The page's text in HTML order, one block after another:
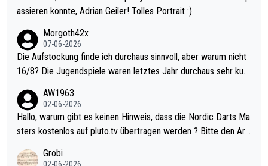
assieren konnte, Adrian Geiler! Tolles Portrait :).
Morgoth42x
07-06-2026
Die Aufstockung finde ich durchaus sinnvoll, aber warum nicht
16/8? Die Jugendspiele waren letztes Jahr durchaus sehr kurz
Allerdings ist Mitchell Lawrie als Nummer 1 der Welt eh qualifi
ziert. Somit ändert die automatische Qualifikation des Weltmei
sters erstmal nichts. Ich denke sie wollen damit für nächstes J
ohl wenig WDF Turniere spielen. Dies war bei Archie Self letzt
AW1963
02-06-2026
Hallo, warum gibt es keinen Hinweis, dass die Nordic Darts Ma
sters kostenlos auf pluto.tv übertragen werden ? Bitte den Arti
Grobi